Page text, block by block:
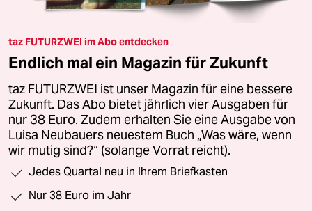
taz FUTURZWEI im Abo entdecken
Endlich mal ein Magazin für Zukunft
taz FUTURZWEI ist unser Magazin für eine bessere
Zukunft. Das Abo bietet jährlich vier Ausgaben für
nur 38 Euro. Zudem erhalten Sie eine Ausgabe von
Luisa Neubauers neuestem Buch „Was wäre, wenn
wir mutig sind?“ (solange Vorrat reicht).
Jedes Quartal neu in Ihrem Briefkasten
Nur 38 Euro im Jahr